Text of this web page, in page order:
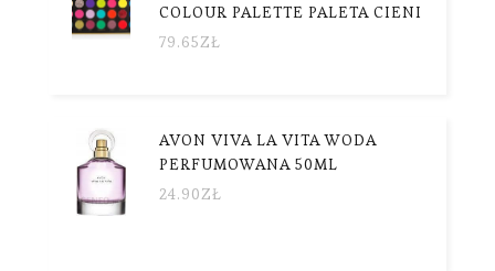
COLOUR PALETTE PALETA CIENI
79.65ZŁ
AVON VIVA LA VITA WODA
PERFUMOWANA 50ML
24.90ZŁ